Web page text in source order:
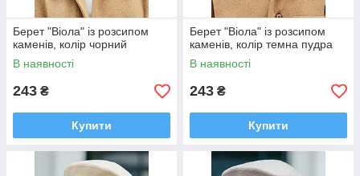
Берет "Віола" із розсипом
каменів, колір чорний
В наявності
243 ₴
Купити
Берет "Віола" із розсипом
каменів, колір темна пудра
В наявності
243 ₴
Купити